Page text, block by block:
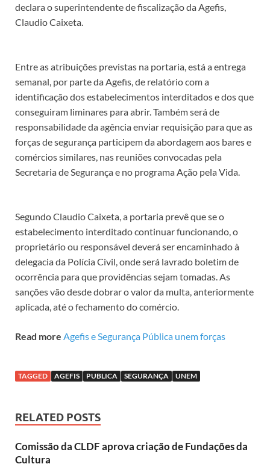
declara o superintendente de fiscalização da Agefis,
Claudio Caixeta.
Entre as atribuições previstas na portaria, está a entrega
semanal, por parte da Agefis, de relatório com a
identificação dos estabelecimentos interditados e dos que
conseguiram liminares para abrir. Também será de
responsabilidade da agência enviar requisição para que as
forças de segurança participem da abordagem aos bares e
comércios similares, nas reuniões convocadas pela
Secretaria de Segurança e no programa Ação pela Vida.
Segundo Claudio Caixeta, a portaria prevê que se o
estabelecimento interditado continuar funcionando, o
proprietário ou responsável deverá ser encaminhado à
delegacia da Polícia Civil, onde será lavrado boletim de
ocorrência para que providências sejam tomadas. As
sanções vão desde dobrar o valor da multa, anteriormente
aplicada, até o fechamento do comércio.
Read more Agefis e Segurança Pública unem forças
TAGGED AGEFIS PUBLICA SEGURANÇA UNEM
RELATED POSTS
Comissão da CLDF aprova criação de Fundações da
Cultura